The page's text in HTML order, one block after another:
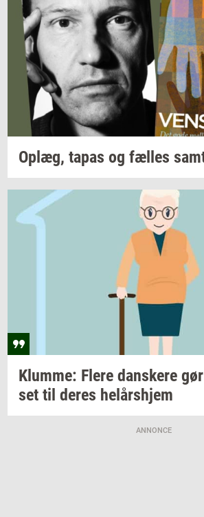
Oplæg, tapas og fæl­les
Klum­me: Flere dan­ske­re gør
set til deres helårs­hjem
ANNONCE